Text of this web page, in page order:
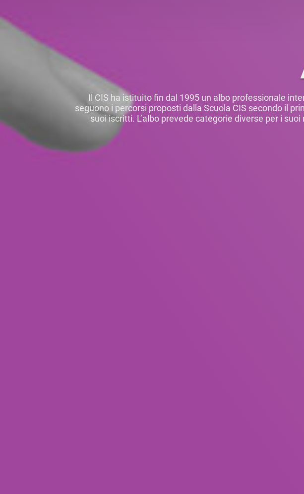
Il CIS ha istituito fin dal 1995 un albo professionale
seguono i percorsi proposti dalla Scuola CIS secondo il
suoi iscritti. L’albo prevede categorie diverse per i